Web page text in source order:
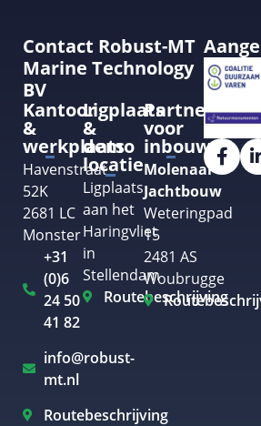
Contact Robust-MT
Marine Technology
BV
Kantoor
&
werkplaats
Havenstraat
52K
2681 LC
Monster
+31
(0)6
24 50
41 82
info@robust-
mt.nl
Routebeschrijving
Ligplaats
&
demo
locatie
Ligplaats
aan het
Haringvliet
in
Stellendam
Routebeschrijving
Partner
voor
inbouw
Molenaar
Jachtbouw
Weteringpad
15
2481 AS
Woubrugge